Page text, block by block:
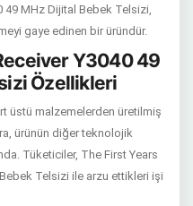
49 MHz Dijital Bebek Telsizi,
gaye edinen bir üründür.
Y3040 49
Özellikleri
üstü malzemelerden üretilmiş
ürünün diğer teknolojik
Tüketiciler, The First Years
Telsizi ile arzu ettikleri işi